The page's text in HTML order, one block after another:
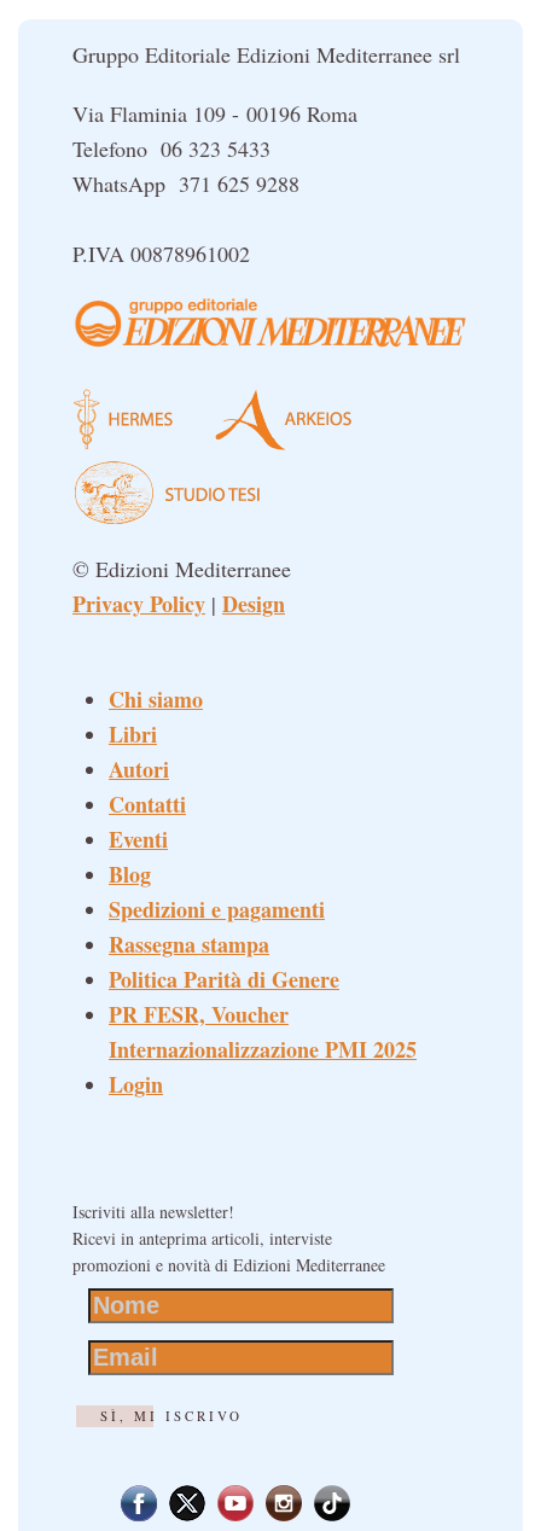
Gruppo Editoriale Edizioni Mediterranee srl
Via Flaminia 109 - 00196 Roma
Telefono 06 323 5433
WhatsApp 371 625 9288
P.IVA 00878961002
© Edizioni Mediterranee
Privacy Policy | Design
Chi siamo
Libri
Autori
Contatti
Eventi
Blog
Spedizioni e pagamenti
Rassegna stampa
Politica Parità di Genere
PR FESR, Voucher
Internazionalizzazione PMI 2025
Login
Iscriviti alla newsletter!
Ricevi in anteprima articoli, interviste
promozioni e novità di Edizioni Mediterranee
SÌ, MI ISCRIVO